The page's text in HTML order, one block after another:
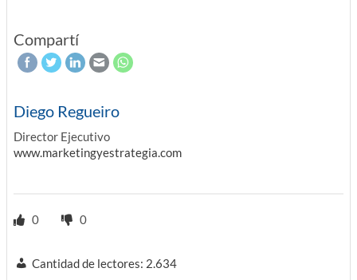
Compartí
Diego Regueiro
Director Ejecutivo
www.marketingyestrategia.com
0 0
Cantidad de lectores: 2.634